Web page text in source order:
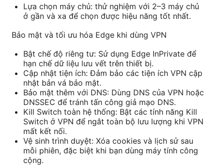
Lựa chọn máy chủ: thử nghiệm với 2–3 máy chủ
ở gần và xa để chọn được hiệu năng tốt nhất.
Bảo mật và tối ưu hóa Edge khi dùng VPN
Bật chế độ riêng tư: Sử dụng Edge InPrivate để
hạn chế dữ liệu lưu vết trên thiết bị.
Cập nhật tiện ích: Đảm bảo các tiện ích VPN cập
nhật bản vá bảo mật.
Bảo mật thêm với DNS: Dùng DNS của VPN hoặc
DNSSEC để tránh tấn công giả mạo DNS.
Kill Switch toàn hệ thống: Bật các tính năng Kill
Switch ở VPN để ngắt toàn bộ lưu lượng khi VPN
mất kết nối.
Vệ sinh trình duyệt: Xóa cookies và lịch sử sau
mỗi phiên, đặc biệt khi bạn dùng máy tính công
cộng.